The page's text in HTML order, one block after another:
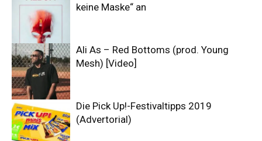
keine Maske“ an
Ali As – Red Bottoms (prod. Young
Mesh) [Video]
Die Pick Up!-Festivaltipps 2019
(Advertorial)